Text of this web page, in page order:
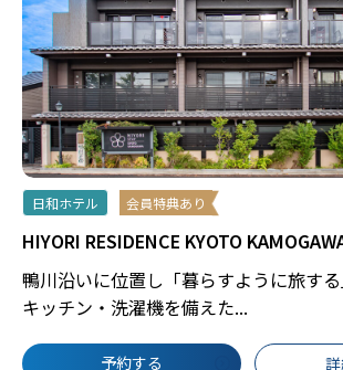
日和ホテル 会員特典あり
HIYORI RESIDENCE KYOTO
鴨川沿いに位置し「暮らすように旅する
キッチン・洗濯機を備えた...
予約する